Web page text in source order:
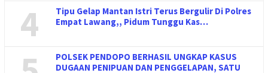
4
Tipu Gelap Mantan Istri Terus Bergulir Di Polres
Empat Lawang,, Pidum Tunggu Kas…
POLSEK PENDOPO BERHASIL UNGKAP KASUS
DUGAAN PENIPUAN DAN PENGGELAPAN, SATU